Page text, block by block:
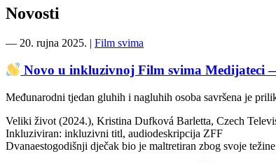
Novosti
― 20. rujna 2025. | Film svima
Novo u inkluzivnoj Film svima Medijateci
Međunarodni tjedan gluhih i nagluhih osoba savršena je
Veliki život (2024.), Kristina Dufková Barletta, Czech
Inkluziviran: inkluzivni titl, audiodeskripcija ZFF
Dvanaestogodišnji dječak bio je maltretiran zbog svoje